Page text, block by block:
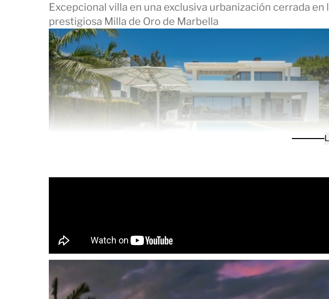
Excepcional villa en una exclusiva urbanización cerrada en
prestigiosa Milla de Oro de Marbella
El futuro propietario incluirá una cocina nueva de alta calidad de Siematic o
similar, con la opción de sustituir la existente. El comprador también
de la exclusiva oportunidad de personalizar el diseño, los materiales y los
electrodomésticos para que reflejen a la perfección su estilo y preferencias
personales.